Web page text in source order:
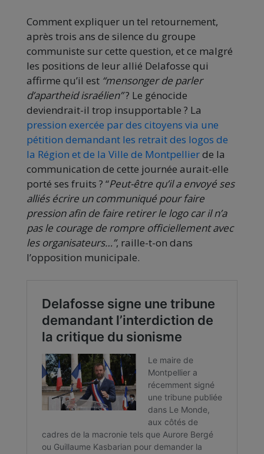
Comment expliquer un tel retournement,
après trois ans de silence du groupe
communiste sur cette question, et ce malgré
les positions de leur allié Delafosse qui
affirme qu’il est “mensonger de parler
d’apartheid israélien”? Le génocide
deviendrait-il trop insupportable ? La
pression exercée par des citoyens via une
pétition demandant les retrait des logos de
la Région et de la Ville de Montpellierde la
communication de cette journée aurait-elle
porté ses fruits ? “Peut-être qu’il a envoyé ses
alliés écrire un communiqué pour faire
pression afin de faire retirer le logo car il n’a
pas le courage de rompre officiellement avec
les organisateurs…”, raille-t-on dans
l’opposition municipale.